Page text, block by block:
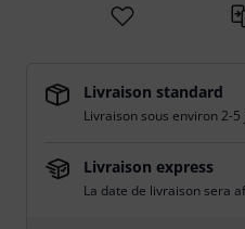
Livraison standard
Livraison sous environ 2-
Livraison express
La date de livraison sera